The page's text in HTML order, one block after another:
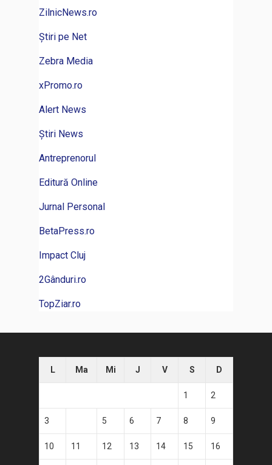
ZilnicNews.ro
Știri pe Net
Zebra Media
xPromo.ro
Alert News
Știri News
Antreprenorul
Editură Online
Jurnal Personal
BetaPress.ro
Impact Cluj
2Gânduri.ro
TopZiar.ro
L Ma Mi J V S D
1 2
3 5 6 7 8 9
10 11 12 13 14 15 16